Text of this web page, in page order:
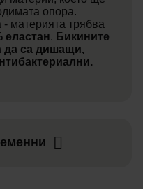
опора.
- материята трябва
еластан. Бикините
да са дишащи,